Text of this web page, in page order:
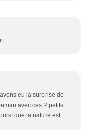
eu la surprise de
avec ces 2 petits
que la nature est